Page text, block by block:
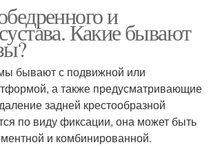
и
Какие бывают
бывают с подвижной или
а также предусматривающие
задней крестообразной
по виду фиксации, она может быть
и комбинированной.